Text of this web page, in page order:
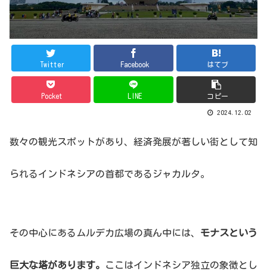
Twitter Facebook はてブ
Pocket LINE コピー
2024.12.02
数々の観光スポットがあり、経済発展が著しい街として知
られるインドネシアの首都であるジャカルタ。
その中心にあるムルデカ広場の真ん中には、 モナスという
巨大な塔があります。 ここはインドネシア独立の象徴とし